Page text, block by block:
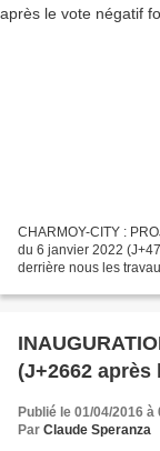
CHARMOY-CITY :
du 6 janvier 2022
derrière nous les
(J+2662
Publié le 01/04/2016 à
Par Claude Speranza